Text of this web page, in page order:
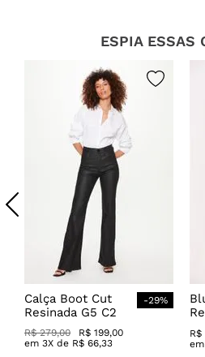
ESPIA ESSAS
Calça Boot Cut
Resinada G5 C2
-29%
R$ 279,00 R$ 199,00
em 3X de R$ 66,33
R$
em